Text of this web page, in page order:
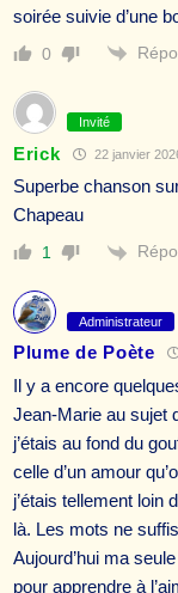
soirée suivie d’une
0
Invité
Erick 22 janvier
Superbe chanson
Chapeau
1
Administrateur
Plume de Poète
Il y a encore
Jean-Marie au sujet
j’étais au fond du
celle d’un amour
j’étais tellement loin
là. Les mots ne
Aujourd’hui ma
pour apprendre à